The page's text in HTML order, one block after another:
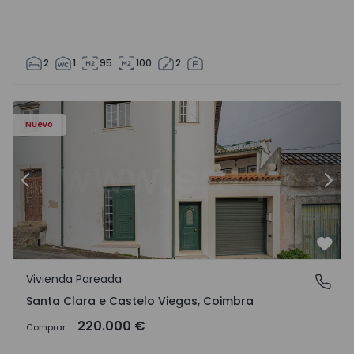
2 1 95 100 2
Nuevo
Anterior
Santa Clara e Castelo Viegas, Coimbra
Vivienda Pareada
Santa Clara e Castelo Viegas, Coimbra
Comprar 220.000 €